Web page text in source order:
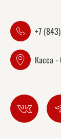
+7
Касса -